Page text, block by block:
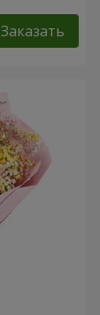
Заказать